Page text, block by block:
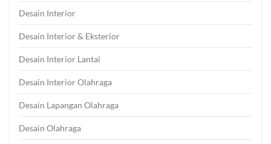
Desain Interior
Desain Interior & Eksterior
Desain Interior Lantai
Desain Interior Olahraga
Desain Lapangan Olahraga
Desain Olahraga